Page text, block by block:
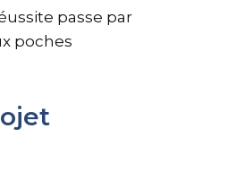
passe par
poches